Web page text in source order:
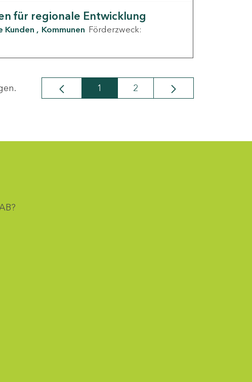
für regionale Entwicklung
Kunden Kommunen Förderzweck:
Seite
1 Seite
2